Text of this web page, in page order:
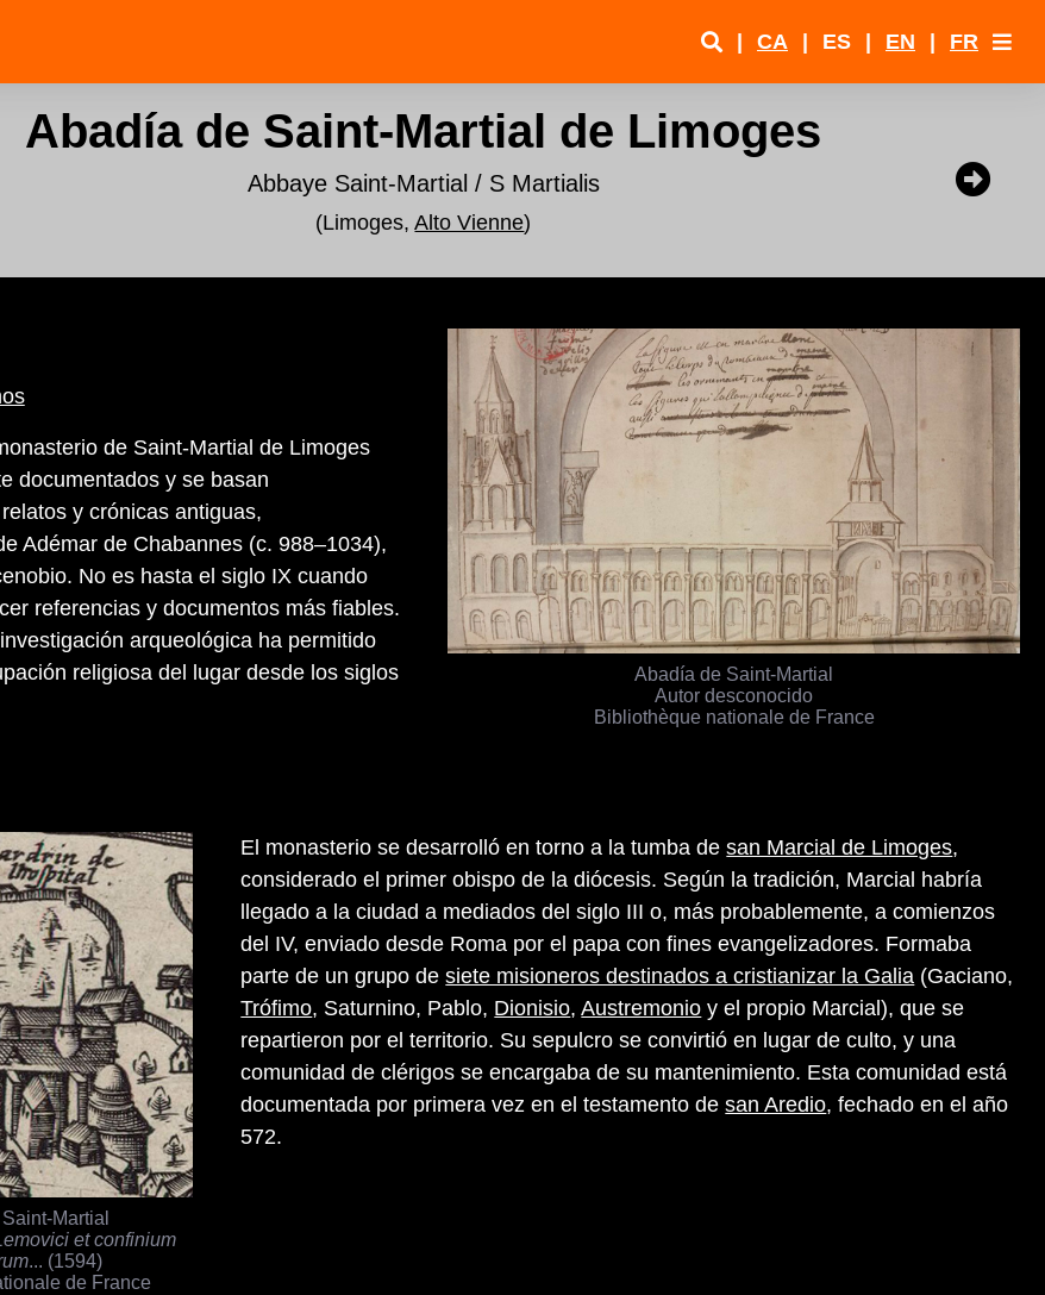
| CA | ES | EN | FR
Abadía de Saint-Martial de Limoges
Abbaye Saint-Martial / S Martialis
(Limoges,Alto Vienne)
Abadía de Saint-Martial
Autor desconocido
Bibliothèque nationale de France
de Saint-Martial de Limoges
documentados y se basan
y crónicas antiguas,
Adémar de Chabannes (c. 988–1034),
No es hasta el siglo IX cuando
referencias y documentos más fiables.
arqueológica ha permitido
religiosa del lugar desde los siglos
Martial
et confinium
... (1594)
de France
El monasterio se desarrolló en torno a la tumba desan Marcial de Limoges,
considerado el primer obispo de la diócesis. Según la tradición, Marcial habría
llegado a la ciudad a mediados del siglo III o, más probablemente, a comienzos
del IV, enviado desde Roma por el papa con fines evangelizadores. Formaba
parte de un grupo desiete misioneros destinados a cristianizar la Galia (Gaciano,
Trófimo, Saturnino, Pablo, Dionisio,Austremonio y el propio Marcial), que se
repartieron por el territorio. Su sepulcro se convirtió en lugar de culto, y una
comunidad de clérigos se encargaba de su mantenimiento. Esta comunidad está
documentada por primera vez en el testamento desan Aredio, fechado en el año
572.